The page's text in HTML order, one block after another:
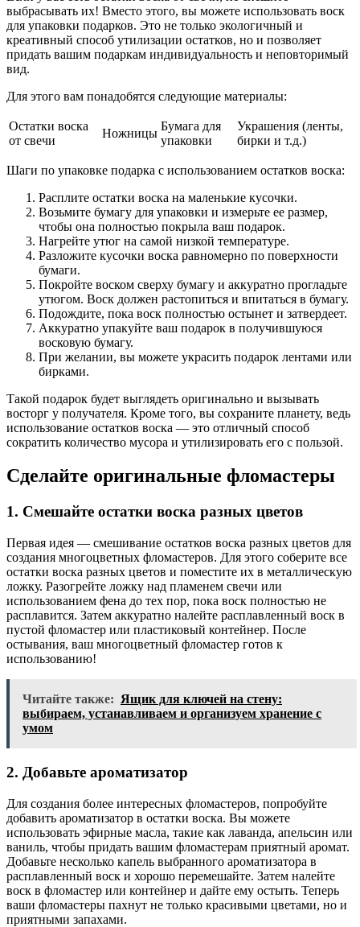
выбрасывать их! Вместо этого, вы можете использовать воск
для упаковки подарков. Это не только экологичный и
креативный способ утилизации остатков, но и позволяет
придать вашим подаркам индивидуальность и неповторимый
вид.
Для этого вам понадобятся следующие материалы:
Остатки воска
от свечи
Ножницы
Бумага для
упаковки
Украшения (ленты,
бирки и т.д.)
Шаги по упаковке подарка с использованием остатков воска:
Расплите остатки воска на маленькие кусочки.
Возьмите бумагу для упаковки и измерьте ее размер,
чтобы она полностью покрыла ваш подарок.
Нагрейте утюг на самой низкой температуре.
Разложите кусочки воска равномерно по поверхности
бумаги.
Покройте воском сверху бумагу и аккуратно прогладьте
утюгом. Воск должен растопиться и впитаться в бумагу.
Подождите, пока воск полностью остынет и затвердеет.
Аккуратно упакуйте ваш подарок в получившуюся
восковую бумагу.
При желании, вы можете украсить подарок лентами или
бирками.
Такой подарок будет выглядеть оригинально и вызывать
восторг у получателя. Кроме того, вы сохраните планету, ведь
использование остатков воска — это отличный способ
сократить количество мусора и утилизировать его с пользой.
Сделайте оригинальные фломастеры
1. Смешайте остатки воска разных цветов
Первая идея — смешивание остатков воска разных цветов для
создания многоцветных фломастеров. Для этого соберите все
остатки воска разных цветов и поместите их в металлическую
ложку. Разогрейте ложку над пламенем свечи или
использованием фена до тех пор, пока воск полностью не
расплавится. Затем аккуратно налейте расплавленный воск в
пустой фломастер или пластиковый контейнер. После
остывания, ваш многоцветный фломастер готов к
использованию!
Читайте также: Ящик для ключей на стену:
выбираем, устанавливаем и организуем хранение с
умом
2. Добавьте ароматизатор
Для создания более интересных фломастеров, попробуйте
добавить ароматизатор в остатки воска. Вы можете
использовать эфирные масла, такие как лаванда, апельсин или
ваниль, чтобы придать вашим фломастерам приятный аромат.
Добавьте несколько капель выбранного ароматизатора в
расплавленный воск и хорошо перемешайте. Затем налейте
воск в фломастер или контейнер и дайте ему остыть. Теперь
ваши фломастеры пахнут не только красивыми цветами, но и
приятными запахами.